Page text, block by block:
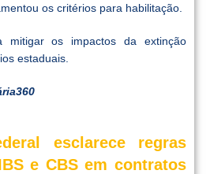
os critérios para habilitação.
mitigar os impactos da extinção
estaduais.
esclarece regras
e CBS em contratos